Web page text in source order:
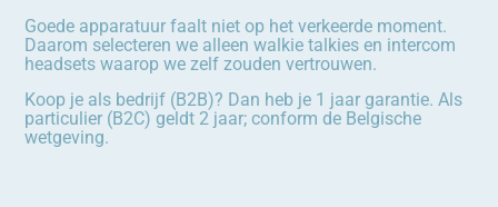
Goede apparatuur faalt niet op het verkeerde moment.
Daarom selecteren we alleen walkie talkies en intercom
headsets waarop we zelf zouden vertrouwen.
Koop je als bedrijf (B2B)? Dan heb je 1 jaar garantie. Als
particulier (B2C) geldt 2 jaar; conform de Belgische
wetgeving.